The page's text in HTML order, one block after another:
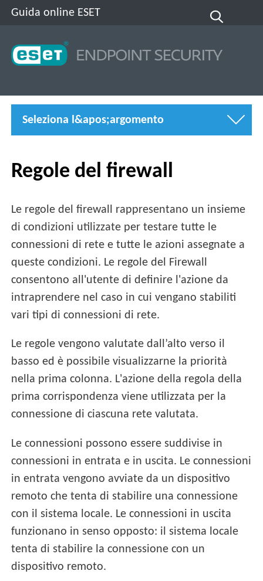
Guida online ESET
Seleziona l&apos;argomento
Regole del firewall
Le regole del firewall rappresentano un insieme
di condizioni utilizzate per testare tutte le
connessioni di rete e tutte le azioni assegnate a
queste condizioni. Le regole del Firewall
consentono all'utente di definire l'azione da
intraprendere nel caso in cui vengano stabiliti
vari tipi di connessioni di rete.
Le regole vengono valutate dall’alto verso il
basso ed è possibile visualizzarne la priorità
nella prima colonna. L'azione della regola della
prima corrispondenza viene utilizzata per la
connessione di ciascuna rete valutata.
Le connessioni possono essere suddivise in
connessioni in entrata e in uscita. Le connessioni
in entrata vengono avviate da un dispositivo
remoto che tenta di stabilire una connessione
con il sistema locale. Le connessioni in uscita
funzionano in senso opposto: il sistema locale
tenta di stabilire la connessione con un
dispositivo remoto.